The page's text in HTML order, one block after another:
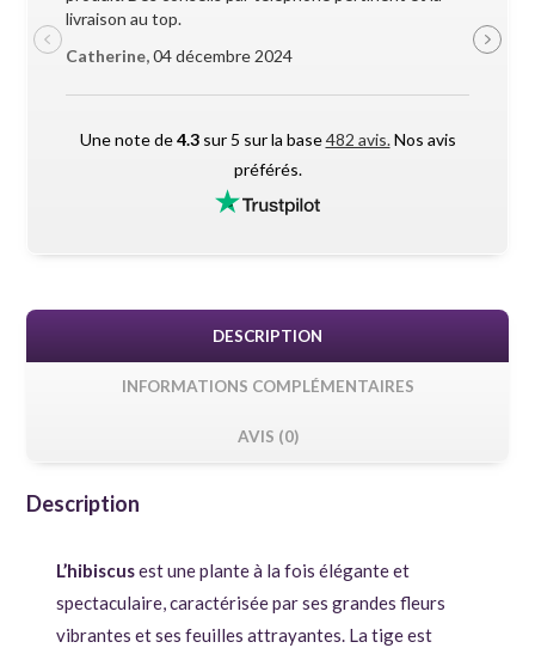
livraison au top.
Catherine,04 décembre 2024
Une note de4.3sur 5 sur la base482 avis.Nos avis
préférés.
DESCRIPTION
INFORMATIONS COMPLÉMENTAIRES
AVIS (0)
Description
L’hibiscusest une plante à la fois élégante et
spectaculaire, caractérisée par ses grandes fleurs
vibrantes et ses feuilles attrayantes. La tige est